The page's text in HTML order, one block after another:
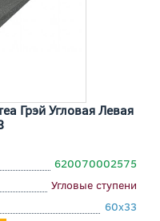
Грэй Угловая Левая
620070002575
Угловые ступени
60x33